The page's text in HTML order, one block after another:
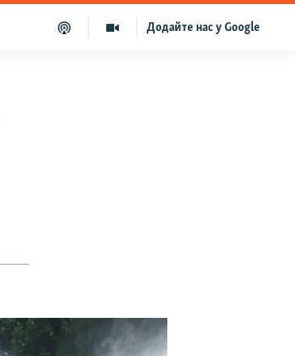
Додайте нас у Google